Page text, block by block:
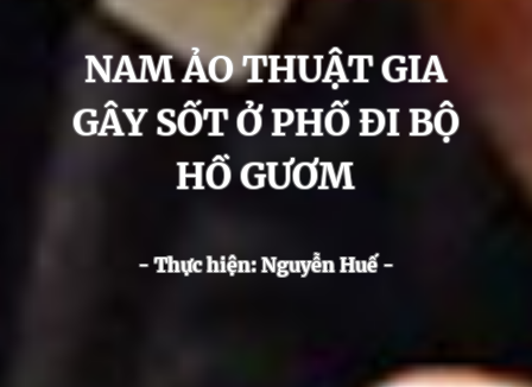
NAM ẢO THUẬT GIA
GÂY SỐT Ở PHỐ ĐI BỘ
HỒ GƯƠM
- Thực hiện: Nguyễn Huế -